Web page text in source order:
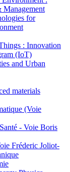
Management
for
: Innovation
(IoT)
and Urban
materials
(Voie
- Voie Boris
Fréderic Joliot-